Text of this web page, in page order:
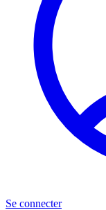
Se connecter